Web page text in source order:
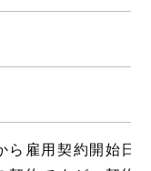
ら雇用契約開始日